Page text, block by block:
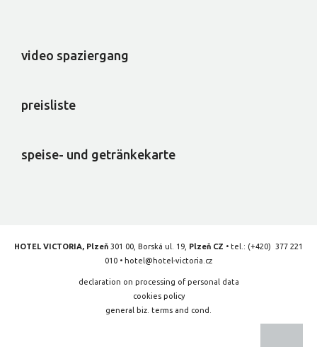
video spaziergang
preisliste
speise- und getränkekarte
HOTEL VICTORIA, Plzeň 301 00, Borská ul. 19, Plzeň CZ • tel.: (+420) 377 221
010 • hotel@hotel-victoria.cz
declaration on processing of personal data
cookies policy
general biz. terms and cond.